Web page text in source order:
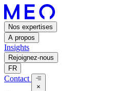
Nos expertises
A propos
Insights
Rejoignez-nous
FR
Contact
×